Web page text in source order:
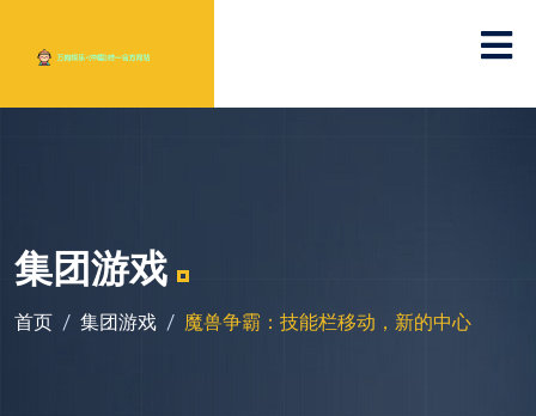
集团游戏
首页 集团游戏 魔兽争霸：技能栏移动，新的中心